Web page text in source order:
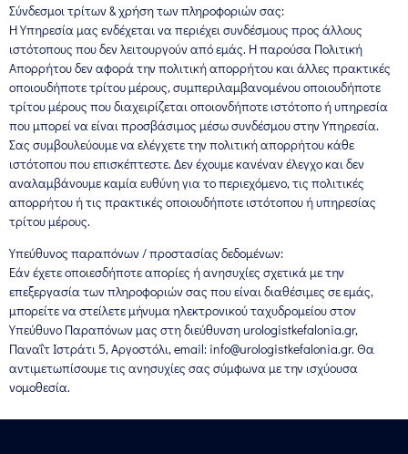
Σύνδεσμοι τρίτων & χρήση των πληροφοριών σας:
Η Υπηρεσία μας ενδέχεται να περιέχει συνδέσμους προς άλλους
ιστότοπους που δεν λειτουργούν από εμάς. Η παρούσα Πολιτική
Απορρήτου δεν αφορά την πολιτική απορρήτου και άλλες πρακτικές
οποιουδήποτε τρίτου μέρους, συμπεριλαμβανομένου οποιουδήποτε
τρίτου μέρους που διαχειρίζεται οποιονδήποτε ιστότοπο ή υπηρεσία
που μπορεί να είναι προσβάσιμος μέσω συνδέσμου στην Υπηρεσία.
Σας συμβουλεύουμε να ελέγχετε την πολιτική απορρήτου κάθε
ιστότοπου που επισκέπτεστε. Δεν έχουμε κανέναν έλεγχο και δεν
αναλαμβάνουμε καμία ευθύνη για το περιεχόμενο, τις πολιτικές
απορρήτου ή τις πρακτικές οποιουδήποτε ιστότοπου ή υπηρεσίας
τρίτου μέρους.
Υπεύθυνος παραπόνων / προστασίας δεδομένων:
Εάν έχετε οποιεσδήποτε απορίες ή ανησυχίες σχετικά με την
επεξεργασία των πληροφοριών σας που είναι διαθέσιμες σε εμάς,
μπορείτε να στείλετε μήνυμα ηλεκτρονικού ταχυδρομείου στον
Υπεύθυνο Παραπόνων μας στη διεύθυνση urologistkefalonia.gr,
Παναΐτ Ιστράτι 5, Αργοστόλι, email: info@urologistkefalonia.gr. Θα
αντιμετωπίσουμε τις ανησυχίες σας σύμφωνα με την ισχύουσα
νομοθεσία.